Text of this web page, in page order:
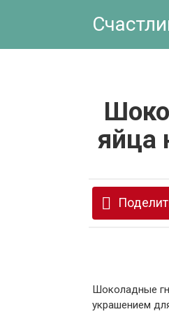
яйца
Шоколадные
украшением